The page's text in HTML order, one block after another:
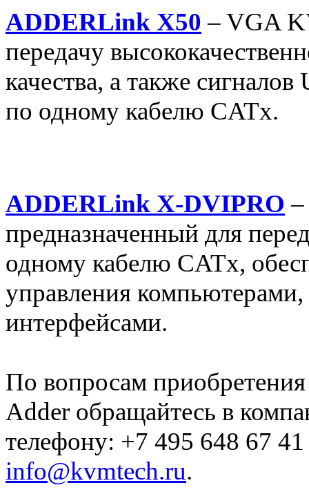
ADDERLink X50 – VGA
передачу
качества, а также
по одному кабелю CATx.
ADDERLink X-DVIPRO
предназначенный для
одному кабелю CATx,
управления
интерфейсами.
По вопросам
Adder обращайтесь в
телефону: +7 495 648 67
info@kvmtech.ru.